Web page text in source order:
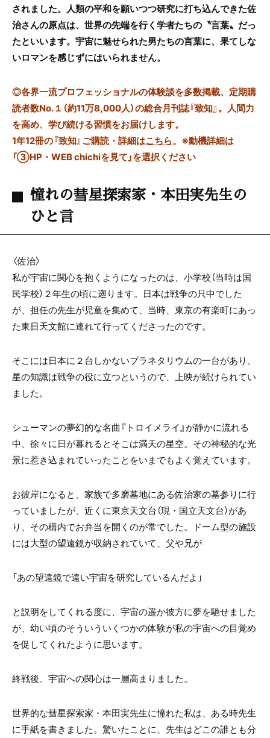
されました。人類の平和を願いつつ研究に打ち込んできた佐
治さんの原点は、世界の先端を行く学者たちの〝言葉〟だっ
たといいます。宇宙に魅せられた男たちの言葉に、果てしな
いロマンを感じずにはいられません。
◎各界一流プロフェッショナルの体験談を多数掲載、定期購
読者数No.１（約11万8,000人）の総合月刊誌『致知』。人間力
を高め、学び続ける習慣をお届けします。
1年12冊の『致知』ご購読・詳細はこちら。 ※動機詳細は
「③HP・WEB chichiを見て」を選択ください
憧れの彗星探索家・本田実先生の
ひと言
〈佐治〉
私が宇宙に関心を抱くようになったのは、小学校（当時は国
民学校）２年生の頃に遡ります。日本は戦争の只中でした
が、担任の先生が児童を集めて、当時、東京の有楽町にあっ
た東日天文館に連れて行ってくださったのです。
そこには日本に２台しかないプラネタリウムの一台があり、
星の知識は戦争の役に立つというので、上映が続けられてい
ました。
シューマンの夢幻的な名曲『トロイメライ』が静かに流れる
中、徐々に日が暮れるとそこは満天の星空。その神秘的な光
景に惹き込まれていったことをいまでもよく覚えています。
お彼岸になると、家族で多磨墓地にある佐治家の墓参りに行
っていましたが、近くに東京天文台（現・国立天文台）があ
り、その構内でお弁当を開くのが常でした。ドーム型の施設
には大型の望遠鏡が収納されていて、父や兄が
「あの望遠鏡で遠い宇宙を研究しているんだよ」
と説明をしてくれる度に、宇宙の遥か彼方に夢を馳せました
が、幼い頃のそういういくつかの体験が私の宇宙への目覚め
を促してくれたように思います。
終戦後、宇宙への関心は一層高まりました。
世界的な彗星探索家・本田実先生に憧れた私は、ある時先生
に手紙を書きました。驚いたことに、先生はどこの誰とも分